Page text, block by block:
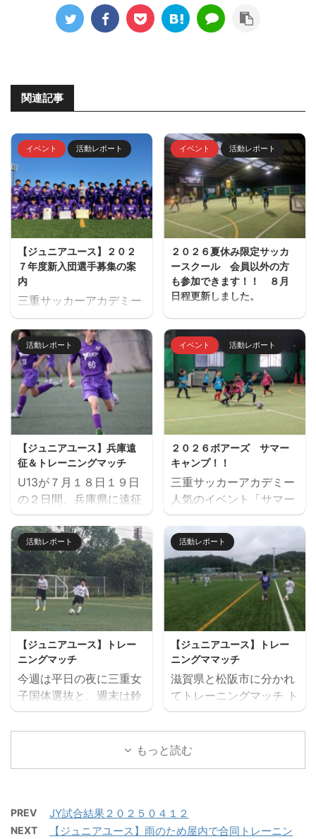
関連記事
イベント 活動レポート
【ジュニアユース】２０２
７年度新入団選手募集の案
内
三重サッカーアカデミー
ジュニアユース（中学生
のチーム）の２０２７年
度の新入団選手対象の体
験練習会を開催します。
ご興味のある方はぜひご
参加ください。体験練習
会を通して進路の選択肢
の一つとしてご検討いた
だければと思います。体
験会のお申込みはページ
下にある申込フォームか
らお願いいたします。 三
ュニアユースでは、選手
の育成を第一とし、次の
年代でさらなる飛躍がで
きるよう活動していま
す。 中学生年代で獲得す
べき技術や戦術の徹底・
個々がもつストロングポ
イント（長所）を磨く・
そしてサッカーを楽しむ
...
イベント 活動レポート
２０２６夏休み限定サッカ
ースクール 会員以外の方
も参加できます！！ ８月
日程更新しました。
夏休み期間、屋内フット
サル場「フットサーカス
鈴鹿」でミニサッカー中
心のストリートサッカー
的サッカースクールを開
催します。毎回参加、１
回だけの参加OKと気軽
に参加できます。※参加
にはお申込みが必要で
す。下のフォームからお
申込みください。キャン
セル等ないようご予定を
ご確認の上お申し込みく
ださい。 ウォーミングア
ップを兼ねた基礎技術練
習の後、たくさんミニサ
ッカーの試合を実施。そ
して毎日ベストプレヤー
を選出！！ 協賛：
Mreform 時間割： 小学
１ー３年生 １６：３０－
１７：２０ 定員１２名程
度 最少催行人数６ ...
活動レポート
【ジュニアユース】兵庫遠
征＆トレーニングマッチ
U13が７月１８日１９日
の２日間、兵庫県に遠征
しました。 U14とU15
は、鈴鹿市と奈良県でト
レーニングマッチを行い
ました。 兵庫遠征 三重
サッカーアカデミー 対
FC VAIZE・高槻ジー
グ・CAOS（大阪）・ハ
ジャス（岡山）・FCファ
ルトラーダ（広島）・
MIOびわこ滋賀・レイジ
ェンド滋賀
https://miesocceracade
07/PXL_20260718_0801
22879.mp4 トレーニン
カデミー 対 鈴 ...
イベント 活動レポート
２０２６ボアーズ サマー
キャンプ！！
三重サッカーアカデミー
人気のイベント「サマー
キャンプ」を７月２６日
（日）に開催します。 楽
しいゲームから本格的な
サッカーの練習、サッカ
ー大会と盛りだくさんの
内容で、この夏最高の思
い出になること間違いな
し！！ たくさんのご参加
お待ちしております。
【日時】７月２６日
（日）９：００（８：４
５開場）－１７：００
ート） 【持ち物】サッカ
ーのできる格好・靴※・
え（午後練習用）・サン
活動レポート
【ジュニアユース】トレー
ニングマッチ
今週は平日の夜に三重女
子国体選抜と、週末は鈴
鹿市と津市に分かれてト
レーニングマッチを実施
しました。 トレーニング
ー 対 ヴェルデラッソ
松阪 三重サッカーアカデ
活動レポート
【ジュニアユース】トレー
ニングママッチ
滋賀県と松阪市に分かれ
てトレーニングマッチ ト
レーニングマッチ 三重サ
ッカーアカデミー 対
ラドソン滋賀 三重サッカ
もっと読む
PREV JY試合結果２０２５０４１２
NEXT 【ジュニアユース】雨のため屋内で合同トレーニン